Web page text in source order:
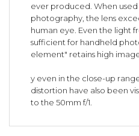
ever produced. When
photography, the lens
human eye. Even the light
sufficient for handheld
element" retains high
y even in the close-up
distortion have also been
to the 50mm f/1.